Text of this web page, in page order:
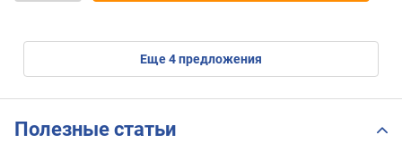
eще4предложения
Полезные статьи